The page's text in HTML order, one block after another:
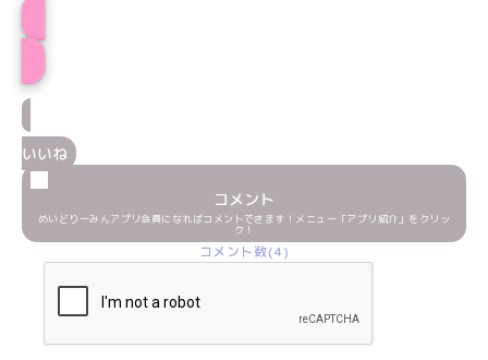
いいね
コメント
めいどりーみんアプリ会員になればコメントできます！メニュー「アプリ紹介」をクリッ
ク！
コメント数(4)